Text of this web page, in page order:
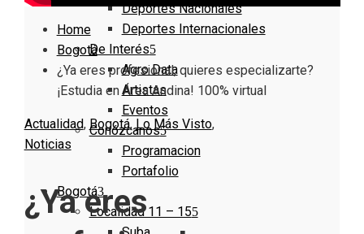
Deportes Nacionales
Deportes Internacionales
De Interés
Agro Data
Artistas
Eventos
Conózcanos
Programacion
Portafolio
Bogotá
Localidad 11 – 15
Home
Bogotá
¿Ya eres profesional, quieres especializarte?
¡Estudia en Área Andina! 100% virtual
Actualidad, Bogotá, Lo Más Visto,
Noticias
¿Ya eres